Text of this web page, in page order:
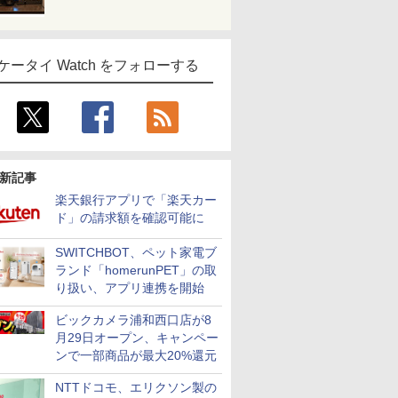
ータイ Watch をフォローする
記事
楽天銀行アプリで「楽天カー
ド」の請求額を確認可能に
SWITCHBOT、ペット家電ブ
ランド「homerunPET」の取
り扱い、アプリ連携を開始
ビックカメラ浦和西口店が8
月29日オープン、キャンペー
ンで一部商品が最大20%還元
NTTドコモ、エリクソン製の